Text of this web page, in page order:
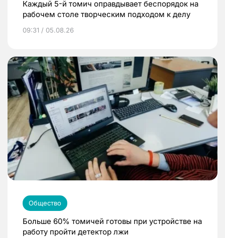
Каждый 5-й томич оправдывает беспорядок на
рабочем столе творческим подходом к делу
09:31 / 05.08.26
Общество
Больше 60% томичей готовы при устройстве на
работу пройти детектор лжи